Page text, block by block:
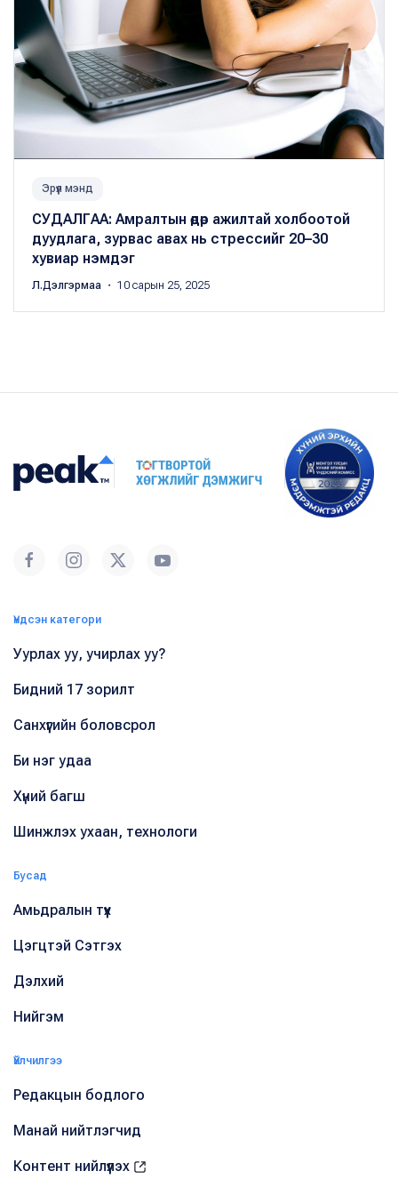
Эрүүл мэнд
СУДАЛГАА: Амралтын өдөр ажилтай холбоотой
дуудлага, зурвас авах нь стрессийг 20–30
хувиар нэмдэг
Л.Дэлгэрмаа ・ 10 сарын 25, 2025
Үндсэн категори
Уурлах уу, учирлах уу?
Бидний 17 зорилт
Санхүүгийн боловсрол
Би нэг удаа
Хүний багш
Шинжлэх ухаан, технологи
Бусад
Амьдралын түүх
Цэгцтэй Сэтгэх
Дэлхий
Нийгэм
Үйлчилгээ
Редакцын бодлого
Манай нийтлэгчид
Контент нийлүүлэх